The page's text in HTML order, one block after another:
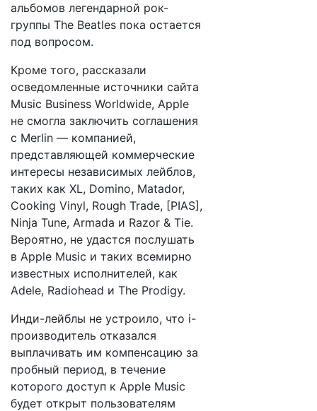
альбомов легендарной рок-
группы The Beatles пока остается
под вопросом.
Кроме того, рассказали
осведомленные источники сайта
Music Business Worldwide, Apple
не смогла заключить соглашения
с Merlin — компанией,
представляющей коммерческие
интересы независимых лейблов,
таких как XL, Domino, Matador,
Cooking Vinyl, Rough Trade, [PIAS],
Ninja Tune, Armada и Razor & Tie.
Вероятно, не удастся послушать
в Apple Music и таких всемирно
известных исполнителей, как
Adele, Radiohead и The Prodigy.
Инди-лейблы не устроило, что i-
производитель отказался
выплачивать им компенсацию за
пробный период, в течение
которого доступ к Apple Music
будет открыт пользователям